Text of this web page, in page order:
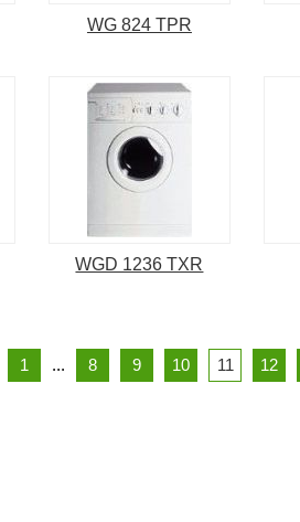
WG 824 TPR
WGD 1236 TXR
1 ... 8 9 10 11 12